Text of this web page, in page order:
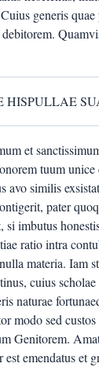
generis
HISPULLAE
et
tuum
avo similis
pater
si imbutus
ratio intra
materia. Iam
cuius
naturae
modo sed
Genitorem.
emendatus et